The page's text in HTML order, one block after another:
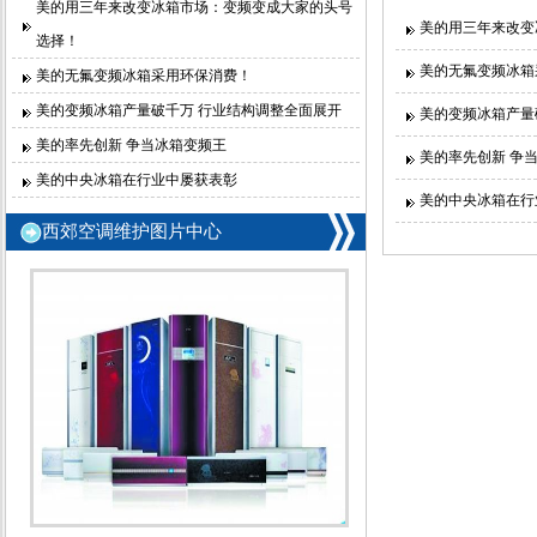
美的用三年来改变冰箱市场：变频变成大家的头号
选择！
美的无氟变频冰箱采用环保消费！
美的变频冰箱产量破千万 行业结构调整全面展开
美的率先创新 争当冰箱变频王
美的中央冰箱在行业中屡获表彰
西郊空调维护图片中心
美的用三年来改
美的无氟变频冰
美的变频冰箱产
美的率先创新 争
美的中央冰箱在